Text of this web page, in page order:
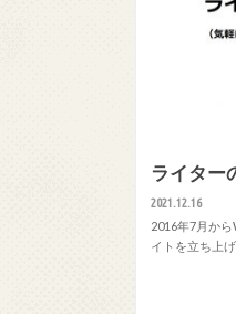
ライター
2021.12.16
2016年7月か
イトを立ち上